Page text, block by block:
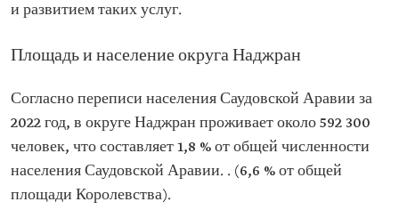
и развитием таких услуг.
Площадь и население округа Наджран
Согласно переписи населения Саудовской Аравии за
2022 год, в округе Наджран проживает около 592 300
человек, что составляет 1,8 % от общей численности
населения Саудовской Аравии. . (6,6 % от общей
площади Королевства).